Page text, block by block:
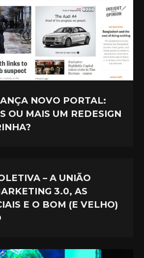
NOVO PORTAL:
OU MAIS UM REDESIGN
– A UNIÃO
3.0, AS
E O BOM (E VELHO)